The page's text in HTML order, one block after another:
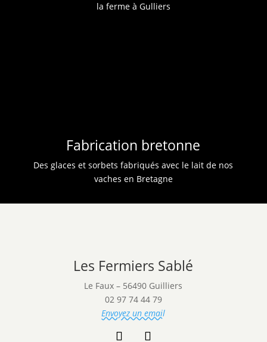
la ferme à Gulliers
Fabrication bretonne
Des glaces et sorbets fabriqués avec le lait de nos
vaches en Bretagne
Les Fermiers Sablé
Le Faux – 56490 Guilliers
02 97 74 44 79
Envoyez un email